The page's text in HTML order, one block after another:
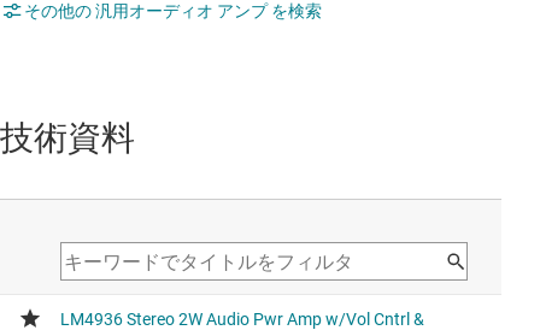
その他の 汎用オーディオ アンプ を検索
技術資料